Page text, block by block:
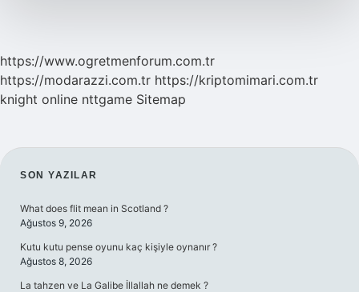
https://www.ogretmenforum.com.tr
https://modarazzi.com.tr https://kriptomimari.com.tr
knight online nttgame Sitemap
SIDEBAR
SON YAZILAR
What does flit mean in Scotland ?
Ağustos 9, 2026
Kutu kutu pense oyunu kaç kişiyle oynanır ?
Ağustos 8, 2026
La tahzen ve La Galibe İllallah ne demek ?